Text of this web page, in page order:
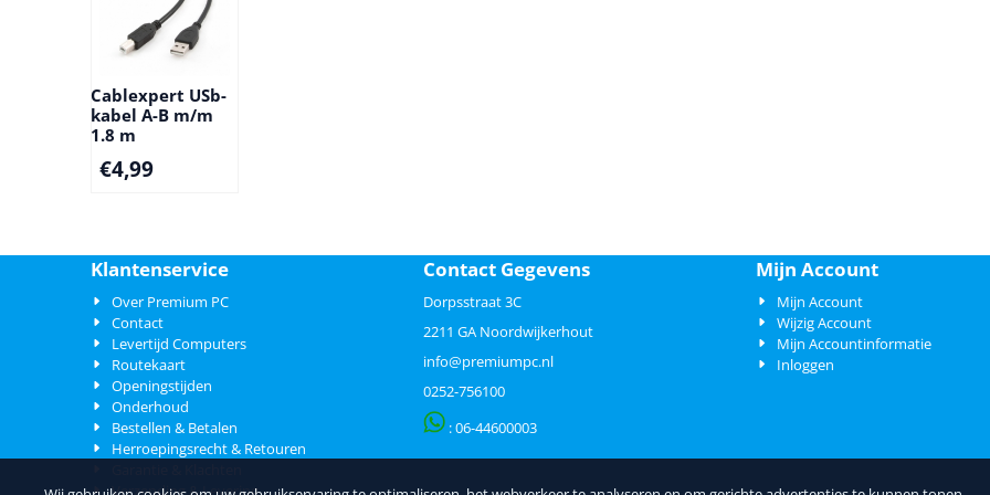
Cablexpert USb-
kabel A-B m/m
1.8 m
€4,99
Klantenservice
Over Premium PC
Contact
Levertijd Computers
Routekaart
Openingstijden
Onderhoud
Bestellen & Betalen
Herroepingsrecht & Retouren
Verzending & Levering
Contact Gegevens
Dorpsstraat 3C
2211 GA Noordwijkerhout
info@premiumpc.nl
0252-756100
: 06-44600003
Mijn Account
Mijn Account
Wijzig Account
Mijn Accountinformatie
Inloggen